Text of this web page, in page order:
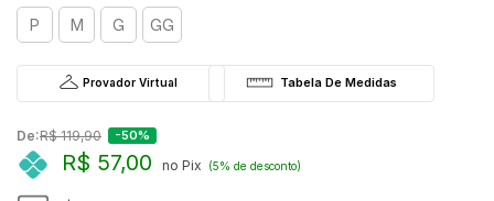
P M G GG
Provador Virtual
De:R$ 119,90 -50%
R$ 57,00 no Pix (5% de desconto)